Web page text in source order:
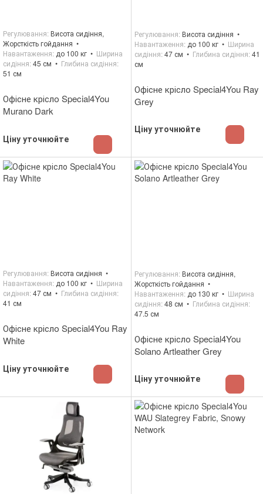
Офісне крісло Special4You
Murano Dark
Ціну уточнюйте
Регулювання Висота сидіння,
Жорсткість гойдання
Навантаження до 100 кг
Ширина
сидіння 45 см
Глибина сидіння
51 см
Офісне крісло Special4You Ray
Grey
Ціну уточнюйте
Регулювання Висота сидіння
Навантаження до 100 кг
Ширина
сидіння 47 см Глибина сидіння 41
см
Офісне крісло Special4You Ray
White
Ціну уточнюйте
Регулювання Висота сидіння
Навантаження до 100 кг
Ширина
сидіння 47 см
Глибина сидіння
41 см
Офісне крісло Special4You
Solano Artleather Grey
Ціну уточнюйте
Регулювання Висота сидіння,
Жорсткість гойдання
Навантаження до 130 кг
Ширина
сидіння 48 см
Глибина сидіння
47.5 см